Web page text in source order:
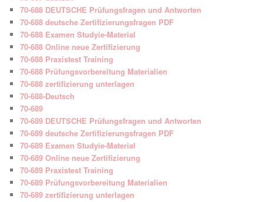
70-688 DEUTSCHE Prüfungsfragen und Antworten
70-688 deutsche Zertifizierungsfragen PDF
70-688 Examen Studyie-Material
70-688 Online neue Zertifizierung
70-688 Praxistest Training
70-688 Prüfungsvorbereitung Materialien
70-688 zertifizierung unterlagen
70-688-Deutsch
70-689
70-689 DEUTSCHE Prüfungsfragen und Antworten
70-689 deutsche Zertifizierungsfragen PDF
70-689 Examen Studyie-Material
70-689 Online neue Zertifizierung
70-689 Praxistest Training
70-689 Prüfungsvorbereitung Materialien
70-689 zertifizierung unterlagen